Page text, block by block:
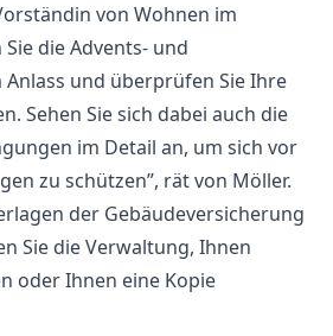
von Wohnen im
die Advents- und
und überprüfen Sie Ihre
Sehen Sie sich dabei auch die
im Detail an, um sich vor
zu schützen”, rät von Möller.
der Gebäudeversicherung
Sie die Verwaltung, Ihnen
oder Ihnen eine Kopie